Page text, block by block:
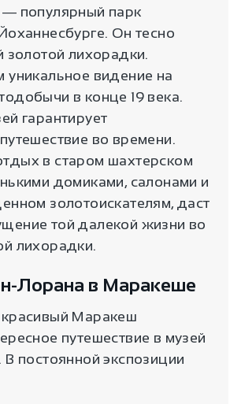
популярный парк
Он тесно
золотой лихорадки.
уникальное видение на
в конце 19 века.
гарантирует
во времени.
в старом шахтерском
домиками, салонами и
золотоискателям, даст
той далекой жизни во
лихорадки.
Лорана в Маракеше
красивый Маракеш
путешествие в музей
постоянной экспозиции